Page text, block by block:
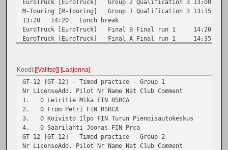
CS-12 [CS-12]
Final A Final run 3 17:30 17:38
EuroTruck [EuroTruck]
Group 2 Qualification 3 13:00
M-Touring [M-Touring]
Group 1 Qualification 3 13:15
13:20
14:20
Lunch break
EuroTruck [EuroTruck]
Final B Final run 1 14:20
EuroTruck [EuroTruck]
Final A Final run 1 14:35
EuroTruck [EuroTruck]
M-Touring [M-Touring]
Final A Final run 2 15:50
EuroTruck [EuroTruck]
Final B Final run 3
EuroTruck [EuroTruck]
Final A Final run 3
M-Touring [M-Touring]
Final A
Koodi [Valitse] Laajenna
GT-12 [GT-12] - Timed practice - Group 1
Nr LicenseAdd. Pilot Nr Name Nat Club Comment
1. 0 Leiritie Mika FIN RSRCA
2. 0 From Petri FIN RSRCA
3. 0 Koivisto Ilpo FIN Turun Pienoisautokeskus
4. 0 Saarilahti Joonas FIN Prca
GT-12 [GT-12] - Timed practice - Group 2
Nr LicenseAdd. Pilot Nr Name Nat Club Comment